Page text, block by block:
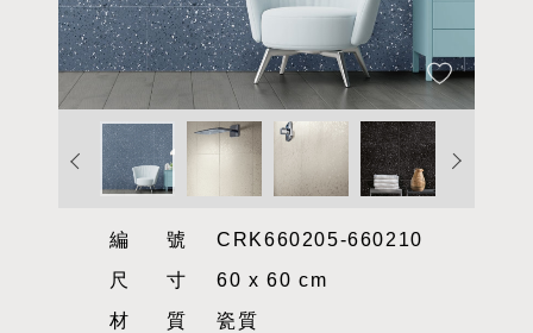
編號CRK660205-660210
尺寸60 x 60 cm
材質瓷質